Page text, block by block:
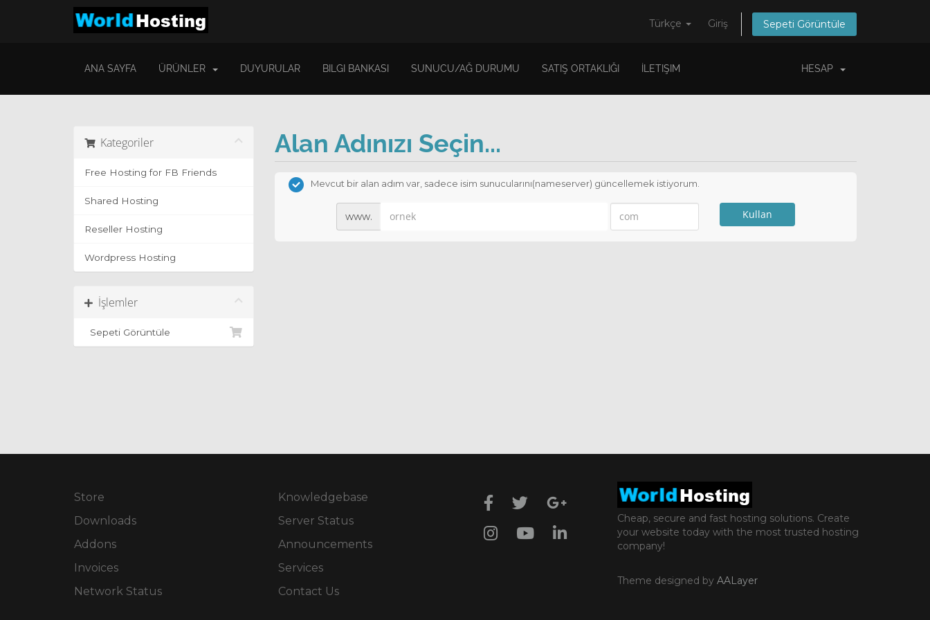
Türkçe Giriş Sepeti Görüntüle
ANA SAYFA ÜRÜNLER DUYURULAR BILGI BANKASI SUNUCU/AĞ DURUMU SATIŞ ORTAKLIĞI İLETIŞIM HESAP
Kategoriler
Free Hosting for FB Friends
Shared Hosting
Reseller Hosting
Wordpress Hosting
İşlemler
Sepeti Görüntüle
Alan Adınızı Seçin...
Mevcut bir alan adım var, sadece isim sunucularını(nameserver) güncellemek istiyorum.
www. Kullan
Store
Downloads
Addons
Invoices
Network Status
Knowledgebase
Server Status
Announcements
Services
Contact Us
Cheap, secure and fast hosting solutions. Create
your website today with the most trusted hosting
company!
Theme designed byAALayer